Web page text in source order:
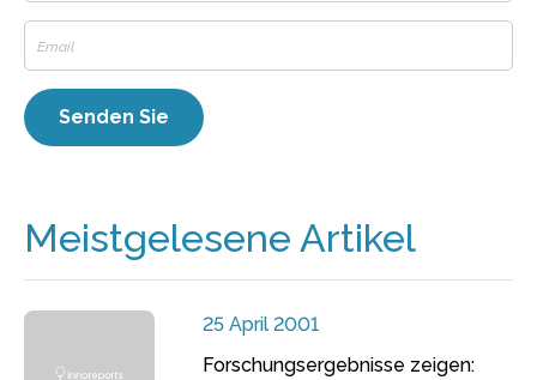
Meistgelesene Artikel
25 April 2001
Forschungsergebnisse zeigen: